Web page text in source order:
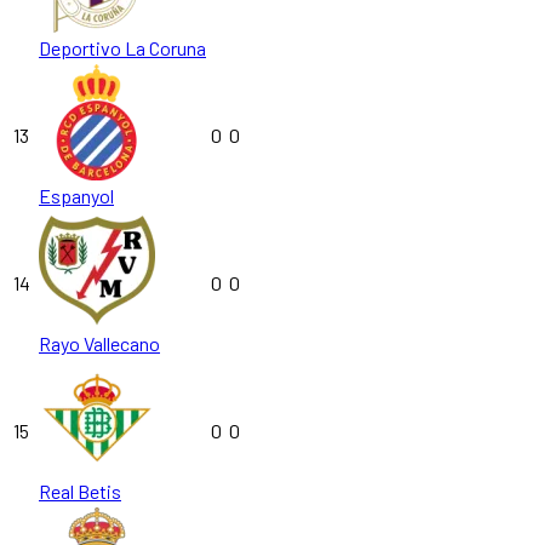
Deportivo La Coruna
13
Espanyol
0 0
14
Rayo Vallecano
0 0
15
Real Betis
0 0